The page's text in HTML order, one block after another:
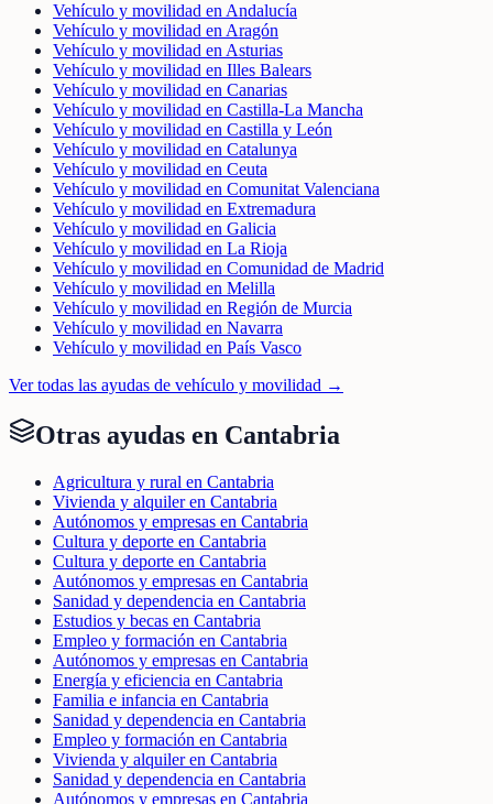
Vehículo y movilidad en Andalucía
Vehículo y movilidad en Aragón
Vehículo y movilidad en Asturias
Vehículo y movilidad en Illes Balears
Vehículo y movilidad en Canarias
Vehículo y movilidad en Castilla-La Mancha
Vehículo y movilidad en Castilla y León
Vehículo y movilidad en Catalunya
Vehículo y movilidad en Ceuta
Vehículo y movilidad en Comunitat Valenciana
Vehículo y movilidad en Extremadura
Vehículo y movilidad en Galicia
Vehículo y movilidad en La Rioja
Vehículo y movilidad en Comunidad de Madrid
Vehículo y movilidad en Melilla
Vehículo y movilidad en Región de Murcia
Vehículo y movilidad en Navarra
Vehículo y movilidad en País Vasco
Ver todas las ayudas de vehículo y movilidad →
Otras ayudas en Cantabria
Agricultura y rural en Cantabria
Vivienda y alquiler en Cantabria
Autónomos y empresas en Cantabria
Cultura y deporte en Cantabria
Cultura y deporte en Cantabria
Autónomos y empresas en Cantabria
Sanidad y dependencia en Cantabria
Estudios y becas en Cantabria
Empleo y formación en Cantabria
Autónomos y empresas en Cantabria
Energía y eficiencia en Cantabria
Familia e infancia en Cantabria
Sanidad y dependencia en Cantabria
Empleo y formación en Cantabria
Vivienda y alquiler en Cantabria
Sanidad y dependencia en Cantabria
Autónomos y empresas en Cantabria